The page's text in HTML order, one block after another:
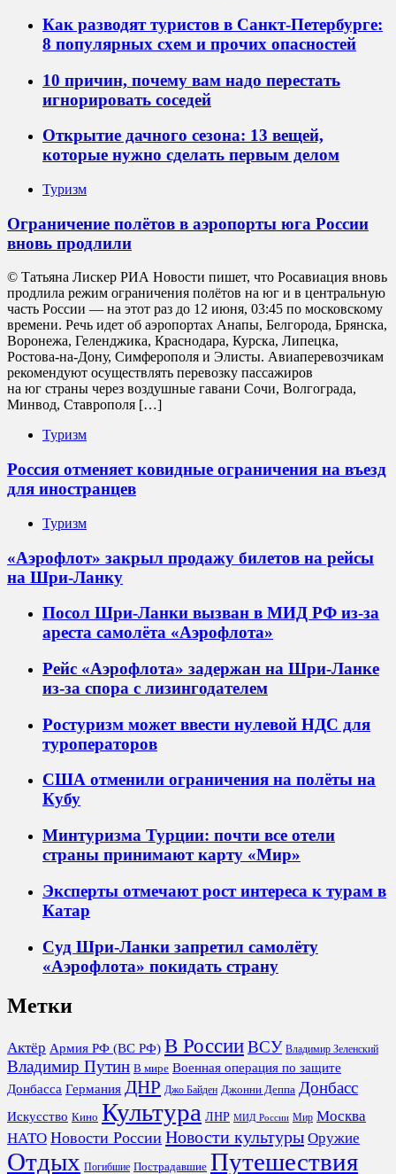
Как разводят туристов в Санкт-Петербурге:
8 популярных схем и прочих опасностей
10 причин, почему вам надо перестать
игнорировать соседей
Открытие дачного сезона: 13 вещей,
которые нужно сделать первым делом
Туризм
Ограничение полётов в аэропорты юга России
вновь продлили
© Татьяна Лискер РИА Новости пишет, что Росавиация вновь
продлила режим ограничения полётов на юг и в центральную
часть России — на этот раз до 12 июня, 03:45 по московскому
времени. Речь идет об аэропортах Анапы, Белгорода, Брянска,
Воронежа, Геленджика, Краснодара, Курска, Липецка,
Ростова-на-Дону, Симферополя и Элисты. Авиаперевозчикам
рекомендуют осуществлять перевозку пассажиров
на юг страны через воздушные гавани Сочи, Волгограда,
Минвод, Ставрополя […]
Туризм
Россия отменяет ковидные ограничения на въезд
для иностранцев
Туризм
«Аэрофлот» закрыл продажу билетов на рейсы
на Шри-Ланку
Посол Шри-Ланки вызван в МИД РФ из-за
ареста самолёта «Аэрофлота»
Рейс «Аэрофлота» задержан на Шри-Ланке
из-за спора с лизингодателем
Ростуризм может ввести нулевой НДС для
туроператоров
США отменили ограничения на полёты на
Кубу
Минтуризма Турции: почти все отели
страны принимают карту «Мир»
Эксперты отмечают рост интереса к турам в
Катар
Суд Шри-Ланки запретил самолёту
«Аэрофлота» покидать страну
Метки
Актёр Армия РФ (ВС РФ) В РоссииВСУ Владимир Зеленский
Владимир Путин В мире Военная операция по защите
Донбасса Германия ДНР Джо Байден Джонни Деппа Донбасс
Искусство Кино Культура ЛНР МИД России Мир Москва
НАТО Новости России Новости культуры Оружие
Отдых Погибшие Пострадавшие Путешествия